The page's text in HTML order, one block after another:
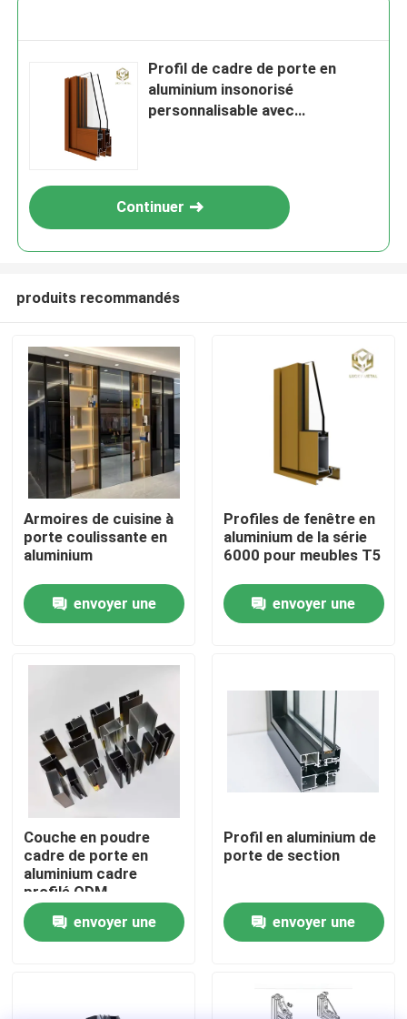
Aperçu
Produits
A propos de nous
Visite d'usine
Contrôle de la qualité
Contact
nouvelles
Tous les cas
profils en aluminium pour des fenêtres et des portes
Profil de cadre de porte en
aluminium insonorisé
personnalisable avec
Continuer
produits recommandés
Armoires de cuisine à
porte coulissante en
aluminium
envoyer une
Profiles de fenêtre en
aluminium de la série
6000 pour meubles T5
envoyer une
Couche en poudre
cadre de porte en
aluminium cadre
profilé ODM
envoyer une
Profil en aluminium de
porte de section
envoyer une